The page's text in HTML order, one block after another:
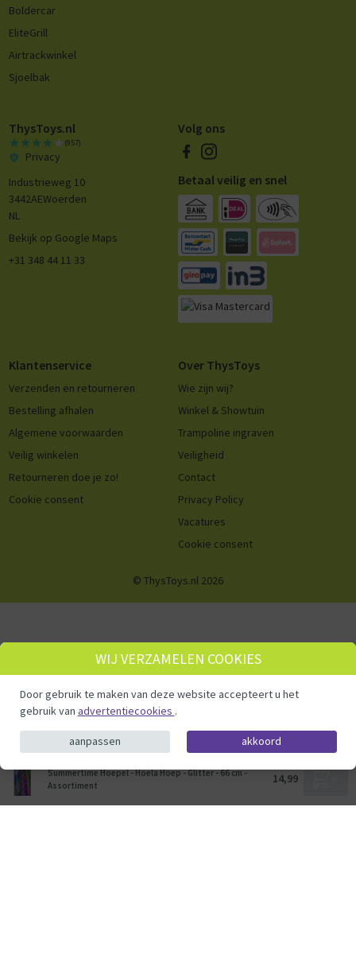
Summertime Hoepel - Hoela Hoep - Glitter - 66 cm -
Assortiment
14,99
Boldercar
EliteGrill
Airtrackwinkel
Sjoelbak
ThysToys.nl
(957)
Privacy
Industrieweg 10
3442AEWoerden
NL
Bekijk op Google Maps
+31 348 44 11 33
Volg ons
Betaal veilig en snel
Klantenservice
Verzenden en retourneren
Bestelling afhalen
Algemene voorwaarden
Veilig winkelen
Retourneren doe je zo!
Cookie consent
Over ThysToys
Wie zijn wij?
Winkel & Showtuin
Trampoline ingraven
Veiligheid
Contact
Privacy Policy
Vacatures
Cookie consent
© ThysToys.nl 2026
WIJ VERZAMELEN COOKIES
Door gebruik te maken van deze website accepteert u het
gebruik van advertentiecookies .
aanpassen akkoord